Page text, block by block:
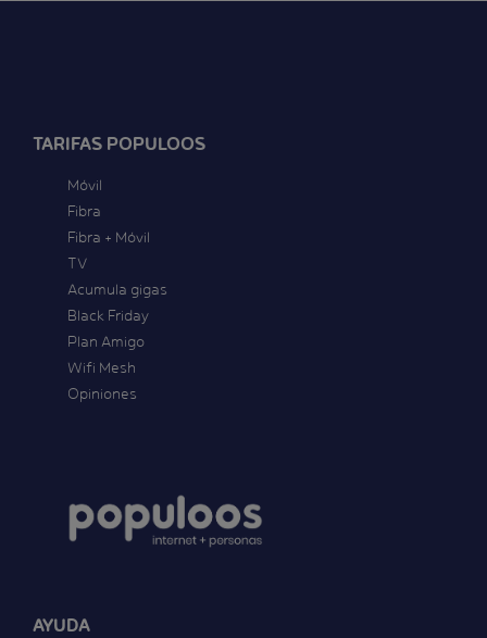
TARIFAS POPULOOS
Móvil
Fibra
Fibra + Móvil
TV
Acumula gigas
Black Friday
Plan Amigo
Wifi Mesh
Opiniones
AYUDA